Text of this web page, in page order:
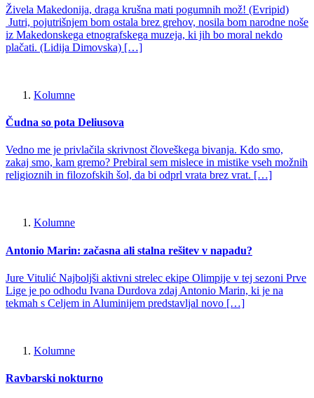
Živela Makedonija, draga krušna mati pogumnih mož! (Evripid)
Jutri, pojutrišnjem bom ostala brez grehov, nosila bom narodne noše
iz Makedonskega etnografskega muzeja, ki jih bo moral nekdo
plačati. (Lidija Dimovska) […]
Kolumne
Čudna so pota Deliusova
Vedno me je privlačila skrivnost človeškega bivanja. Kdo smo,
zakaj smo, kam gremo? Prebiral sem mislece in mistike vseh možnih
religioznih in filozofskih šol, da bi odprl vrata brez vrat. […]
Kolumne
Antonio Marin: začasna ali stalna rešitev v napadu?
Jure Vitulić Najboljši aktivni strelec ekipe Olimpije v tej sezoni Prve
Lige je po odhodu Ivana Durdova zdaj Antonio Marin, ki je na
tekmah s Celjem in Aluminijem predstavljal novo […]
Kolumne
Ravbarski nokturno